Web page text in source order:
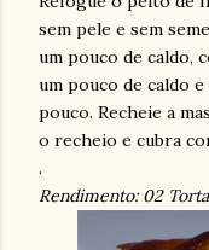
sem pele e sem
um pouco de caldo,
um pouco de caldo
pouco. Recheie a
o recheio e cubra
.
Rendimento: 02